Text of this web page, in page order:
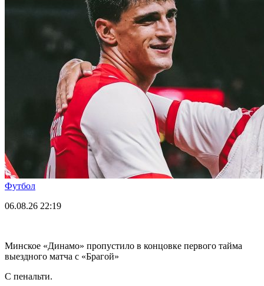
Футбол
06.08.26 22:19
Минское «Динамо» пропустило в концовке первого тайма
выездного матча с «Брагой»
С пенальти.